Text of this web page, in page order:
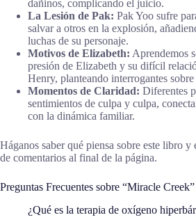
dañinos, complicando el juicio.
La Lesión de Pak: Pak Yoo sufre
salvar a otros en la explosión,
luchas de su personaje.
Motivos de Elizabeth: Aprendemos
presión de Elizabeth y su difícil
Henry, planteando interrogantes
Momentos de Claridad: Diferentes
sentimientos de culpa y culpa,
con la dinámica familiar.
Háganos saber qué piensa sobre este libro y
de comentarios al final de la página.
Preguntas Frecuentes sobre “Miracle Creek”
¿Qué es la terapia de oxígeno